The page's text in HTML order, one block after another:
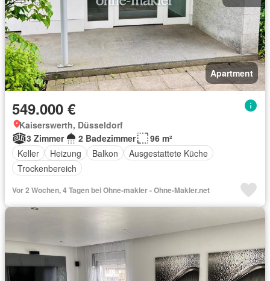
Apartment
549.000 €
Kaiserswerth, Düsseldorf
3 Zimmer
2 Badezimmer
96 m²
Keller
Heizung Balkon
Ausgestattete Küche
Trockenbereich
Vor 2 Wochen, 4 Tagen bei Ohne-makler - Ohne-Makler.net